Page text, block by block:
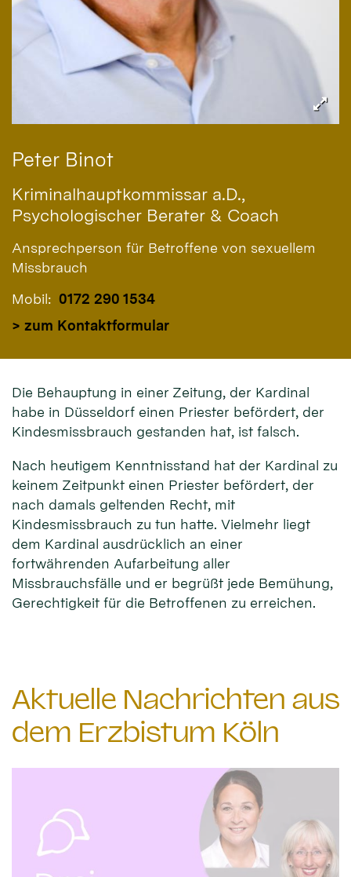
Peter Binot
Kriminalhauptkommissar a.D.,
Psychologischer Berater & Coach
Ansprechperson für Betroffene von sexuellem
Missbrauch
Mobil: 0172 290 1534
> zum Kontaktformular
Die Behauptung in einer Zeitung, der Kardinal
habe in Düsseldorf einen Priester befördert, der
Kindesmissbrauch gestanden hat, ist falsch.
Nach heutigem Kenntnisstand hat der Kardinal zu
keinem Zeitpunkt einen Priester befördert, der
nach damals geltenden Recht, mit
Kindesmissbrauch zu tun hatte. Vielmehr liegt
dem Kardinal ausdrücklich an einer
fortwährenden Aufarbeitung aller
Missbrauchsfälle und er begrüßt jede Bemühung,
Gerechtigkeit für die Betroffenen zu erreichen.
Aktuelle Nachrichten aus
dem Erzbistum Köln